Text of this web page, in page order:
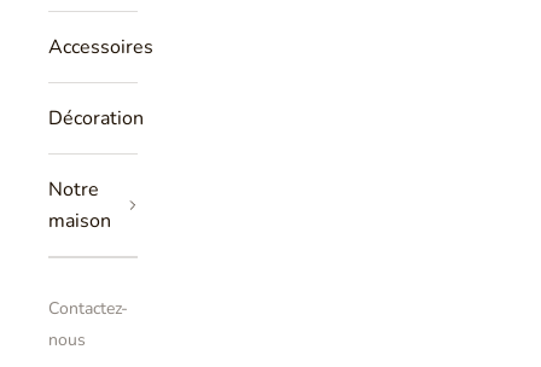
Accessoires
Décoration
Notre
maison
Contactez-
nous